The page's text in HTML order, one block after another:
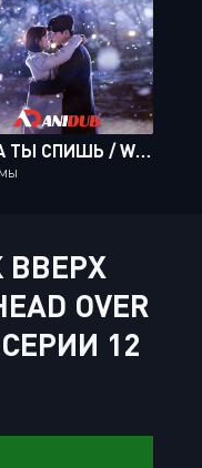
ПОКА ТЫ СПИШЬ / WHILE YOU WERE SLEEPING [32 ИЗ 32]
OVER
12